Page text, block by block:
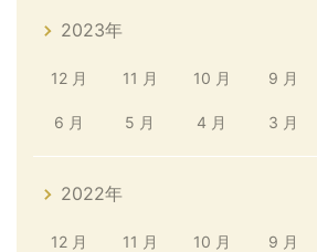
2023年
12 月 11 月 10 月 9 月
6 月 5 月 4 月 3 月
2022年
12 月 11 月 10 月 9 月